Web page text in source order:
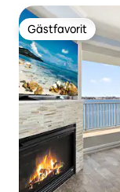
Gästfavorit
Gästfavorit